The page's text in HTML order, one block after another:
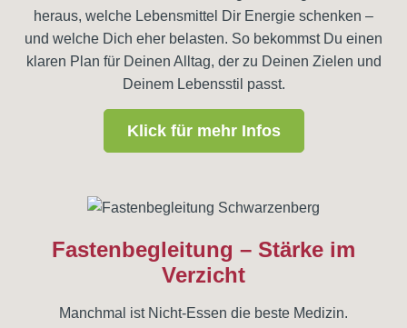
heraus, welche Lebensmittel Dir Energie schenken –
und welche Dich eher belasten. So bekommst Du einen
klaren Plan für Deinen Alltag, der zu Deinen Zielen und
Deinem Lebensstil passt.
Klick für mehr Infos
Fastenbegleitung – Stärke im
Verzicht
Manchmal ist Nicht-Essen die beste Medizin.